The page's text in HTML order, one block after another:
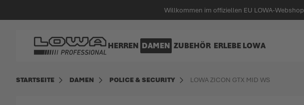
Willkommen im offiziellen EU LOWA-Webshop
Zur Startseite
HERREN DAMEN ZUBEHÖR ERLEBE LOWA
STARTSEITE DAMEN POLICE & SECURITY LOWA ZICON GTX MID WS